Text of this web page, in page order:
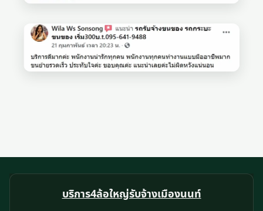
บริการ4ล้อใหญ่รับจ้างเมืองนนท์